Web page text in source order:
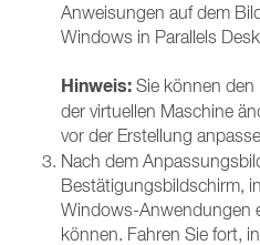
Anweisungen auf dem
Windows in Parallels
Hinweis: Sie können
der virtuellen Maschine
vor der Erstellung
Nach dem
Bestätigungsbildschirm,
Windows-Anwendungen
können. Fahren Sie fort,